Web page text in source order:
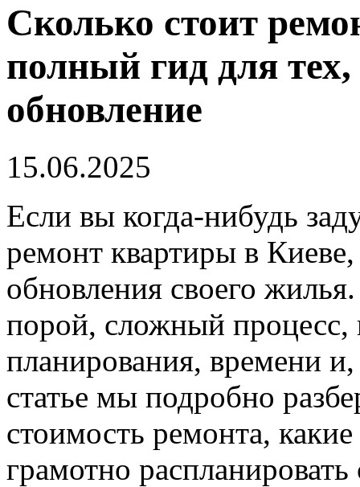
Сколько стоит
полный гид для
обновление
15.06.2025
Если вы когда-нибудь
ремонт квартиры в
обновления своего
порой, сложный процесс,
планирования, времени
статье мы подробно
стоимость ремонта,
грамотно